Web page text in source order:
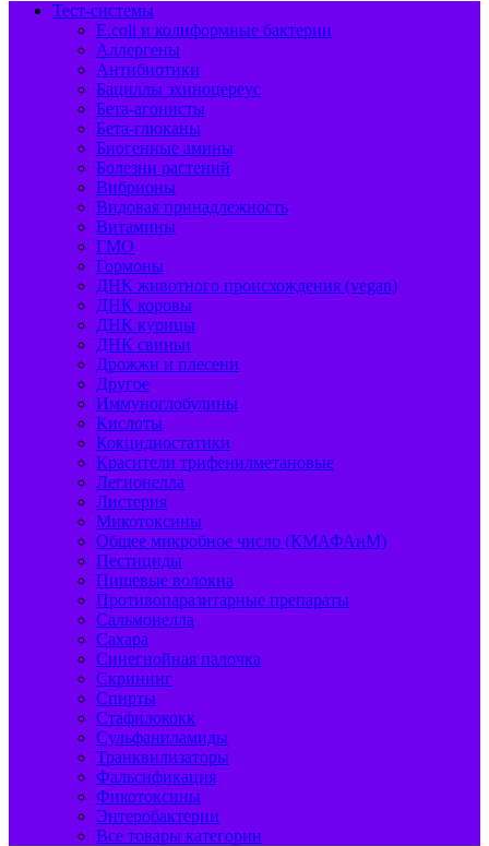
Тест-системы
E.coli и колиформные бактерии
Аллергены
Антибиотики
Бациллы эхиноцереус
Бета-агонисты
Бета-глюканы
Биогенные амины
Болезни растений
Вибрионы
Видовая принадлежность
Витамины
ГМО
Гормоны
ДНК животного происхождения (vegan)
ДНК коровы
ДНК курицы
ДНК свиньи
Дрожжи и плесени
Другое
Иммуноглобулины
Кислоты
Кокцидиостатики
Красители трифенилметановые
Легионелла
Листерия
Микотоксины
Общее микробное число (КМАФАнМ)
Пестициды
Пищевые волокна
Противопаразитарные препараты
Сальмонелла
Сахара
Синегнойная палочка
Скрининг
Спирты
Стафилококк
Сульфаниламиды
Транквилизаторы
Фальсификация
Фикотоксины
Энтеробактерии
Все товары категории